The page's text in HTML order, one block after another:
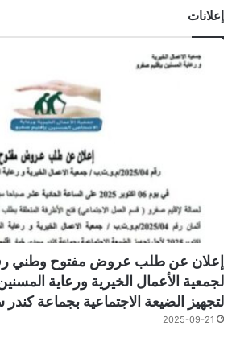
إعلانات
لجمعية الأعمال الخيرية ورعاية
لتجهيز الضيعة الاجتماعية بجماعة كندر
2025-09-21